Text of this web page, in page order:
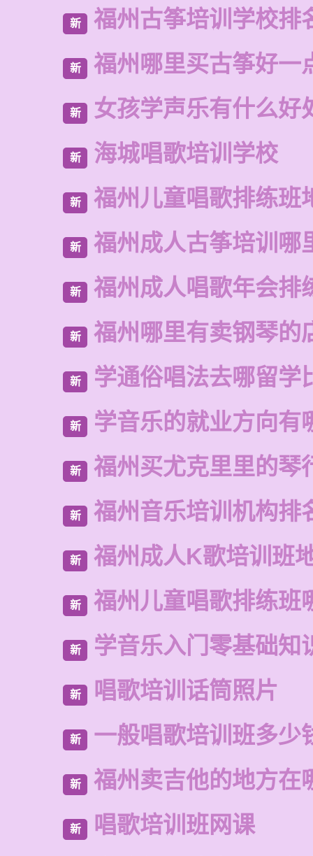
新 福州古筝培训学校排
新 福州哪里买古筝好一
新 女孩学声乐有什么好
新 海城唱歌培训学校
新 福州儿童唱歌排练班
新 福州成人古筝培训哪
新 福州成人唱歌年会排
新 福州哪里有卖钢琴的
新 学通俗唱法去哪留学
新 学音乐的就业方向有
新 福州买尤克里里的琴
新 福州音乐培训机构排
新 福州成人K歌培训班
新 福州儿童唱歌排练班
新 学音乐入门零基础知
新 唱歌培训话筒照片
新 一般唱歌培训班多少
新 福州卖吉他的地方在
新 唱歌培训班网课